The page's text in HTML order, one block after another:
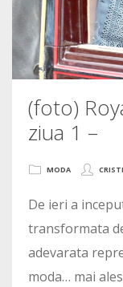
(foto)
ziua 1 –
MODA
De ieri a
transformata
adevarata
moda… mai